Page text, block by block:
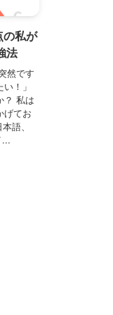
の私が
法
然です
！」
？ 私は
げてお
語、
...